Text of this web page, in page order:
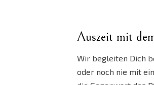
Auszeit mit
Wir begleiten Dich
oder noch nie mit